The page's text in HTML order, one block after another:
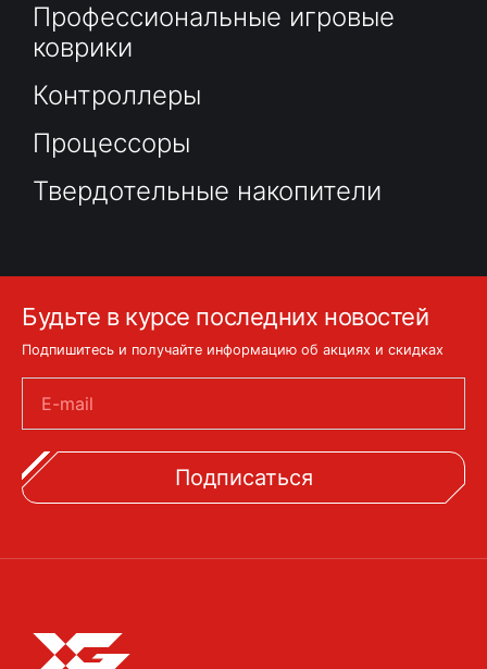
Профессиональные игровые
коврики
Контроллеры
Процессоры
Твердотельные накопители
Будьте в курсе последних новостей
Подпишитесь и получайте информацию об акциях и скидках
E-mail
Подписаться